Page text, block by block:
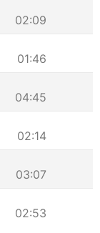
02:09
01:46
04:45
02:14
03:07
02:53